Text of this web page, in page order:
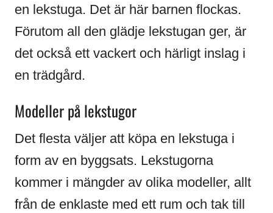
en lekstuga. Det är här barnen flockas.
Förutom all den glädje lekstugan ger, är
det också ett vackert och härligt inslag i
en trädgård.
Modeller på lekstugor
Det flesta väljer att köpa en lekstuga i
form av en byggsats. Lekstugorna
kommer i mängder av olika modeller, allt
från de enklaste med ett rum och tak till